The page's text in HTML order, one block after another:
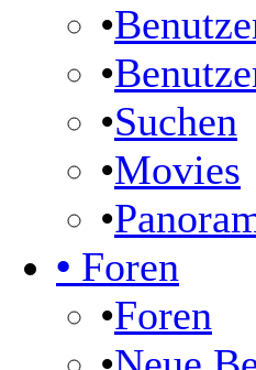
•
•
•Suchen
•Movies
•
• Foren
•Foren